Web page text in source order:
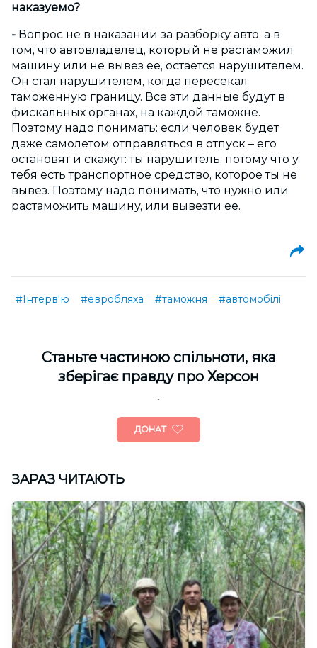
наказуемо?
- Вопрос не в наказании за разборку авто, а в
том, что автовладелец, который не растаможил
машину или не вывез ее, остается нарушителем.
Он стал нарушителем, когда пересекал
таможенную границу. Все эти данные будут в
фискальных органах, на каждой таможне.
Поэтому надо понимать: если человек будет
даже самолетом отправляться в отпуск – его
остановят и скажут: ты нарушитель, потому что у
тебя есть транспортное средство, которое ты не
вывез. Поэтому надо понимать, что нужно или
растаможить машину, или вывезти ее.
#Інтерв'ю #евробляха #таможня #автомобілі
Cтаньте частиною спільноти, яка
зберігає правду про Херсон
ДОНАТ
ЗАРАЗ ЧИТАЮТЬ